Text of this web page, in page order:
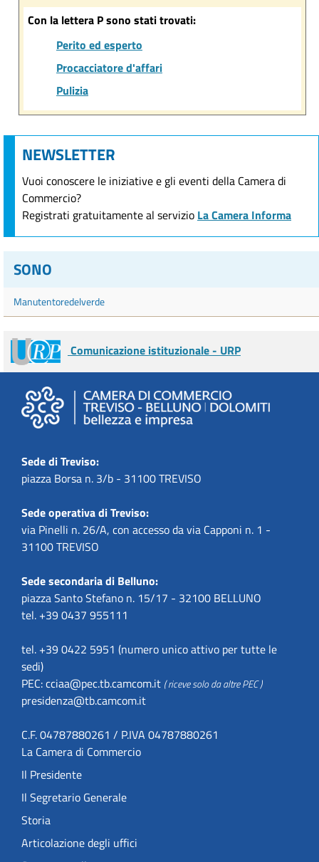
Con la lettera P sono stati trovati:
Perito ed esperto
Procacciatore d'affari
Pulizia
NEWSLETTER
Vuoi conoscere le iniziative e gli eventi della Camera di
Commercio?
Registrati gratuitamente al servizio La Camera Informa
SONO
Manutentoredelverde
Comunicazione istituzionale - URP
Sede di Treviso:
piazza Borsa n. 3/b - 31100 TREVISO
Sede operativa di Treviso:
via Pinelli n. 26/A, con accesso da via Capponi n. 1 -
31100 TREVISO
Sede secondaria di Belluno:
piazza Santo Stefano n. 15/17 - 32100 BELLUNO
tel. +39 0437 955111
tel. +39 0422 5951 (numero unico attivo per tutte le
sedi)
PEC:cciaa@pec.tb.camcom.it ( riceve solo da altre PEC )
presidenza@tb.camcom.it
C.F. 04787880261 / P.IVA 04787880261
La Camera di Commercio
Il Presidente
Il Segretario Generale
Storia
Articolazione degli uffici